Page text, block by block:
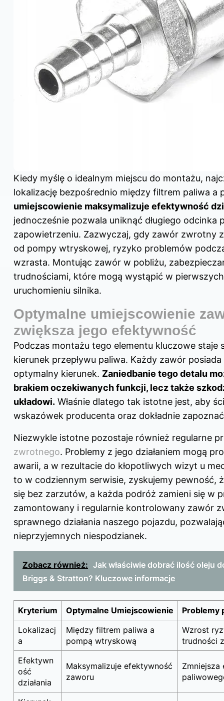
Kiedy myślę o idealnym miejscu do montażu,
lokalizację bezpośrednio między filtrem paliwa
umiejscowienie maksymalizuje efektywność
jednocześnie pozwala uniknąć długiego odcinka
zapowietrzeniu. Zazwyczaj, gdy zawór zwrotny
od pompy wtryskowej, ryzyko problemów
wzrasta. Montując zawór w pobliżu,
trudnościami, które mogą wystąpić w
uruchomieniu silnika.
Optymalne umiejscowienie
zwiększa jego efektywność
Podczas montażu tego elementu kluczowe staje
kierunek przepływu paliwa. Każdy zawór
optymalny kierunek. Zaniedbanie tego detalu
brakiem oczekiwanych funkcji, lecz także
układowi. Właśnie dlatego tak istotne jest, aby
wskazówek producenta oraz dokładnie
Niezwykle istotne pozostaje również regularne
zwrotnego. Problemy z jego działaniem mogą
awarii, a w rezultacie do kłopotliwych wizyt u
to w codziennym serwisie, zyskujemy pewność,
się bez zarzutów, a każda podróż zamieni się w
zamontowany i regularnie kontrolowany zawór
sprawnego działania naszego pojazdu,
nieprzyjemnych niespodzianek.
Zobacz również: Jak właściwie dobrać ilość oleju
Briggs & Stratton? Kluczowe informacje
Kryterium Optymalne Umiejscowienie
Problemy
Lokalizacj
a
Między filtrem paliwa a
pompą wtryskową
Wzrost
trudności
Efektywn
ość
działania
Maksymalizuje efektywność
zaworu
Zmniejsza